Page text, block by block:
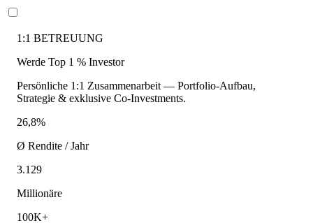
1:1 BETREUUNG
Werde Top 1 % Investor
Persönliche 1:1 Zusammenarbeit — Portfolio-Aufbau,
Strategie & exklusive Co-Investments.
26,8%
Ø Rendite / Jahr
3.129
Millionäre
100K+